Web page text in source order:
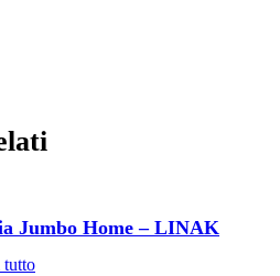
Jumbo Home – LINAK
tutto